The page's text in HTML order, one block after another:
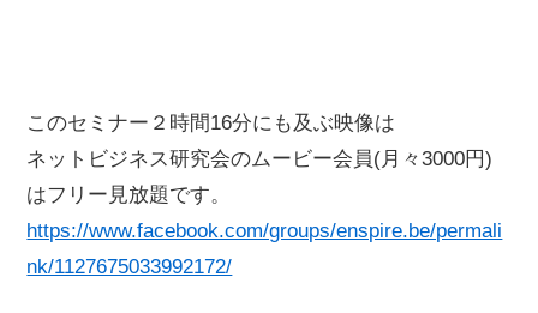
このセミナー２時間16分にも及ぶ映像は
ネットビジネス研究会のムービー会員(月々3000円)
はフリー見放題です。
https://www.facebook.com/groups/enspire.be/permali
nk/1127675033992172/